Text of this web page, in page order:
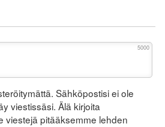
5000
Sähköpostisi ei ole
viestissäsi. Älä kirjoita
viestejä pitääksemme lehden